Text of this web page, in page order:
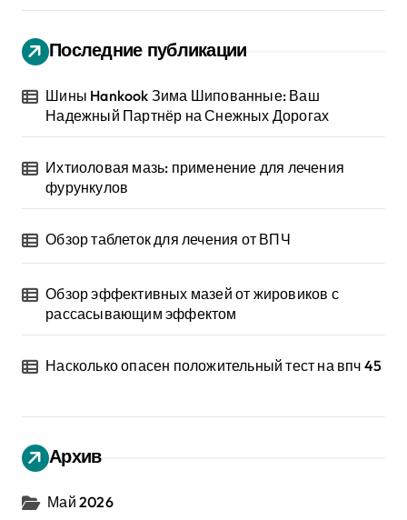
Последние публикации
Шины Hankook Зима Шипованные: Ваш
Надежный Партнёр на Снежных Дорогах
Ихтиоловая мазь: применение для лечения
фурункулов
Обзор таблеток для лечения от ВПЧ
Обзор эффективных мазей от жировиков с
рассасывающим эффектом
Насколько опасен положительный тест на впч 45
Архив
Май 2026